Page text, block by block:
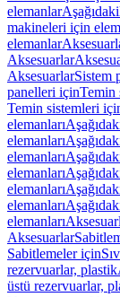
elemanlar
makineleri için
elemanlar
Aksesuarlar
AksesuarlarSistem
panelleri içinTemin
Temin sistemleri
elemanları
elemanları
elemanları
elemanları
elemanları
elemanları
elemanları
Aksesuarlar
Sabitlemeler için
rezervuarlar, plastik
üstü rezervuarlar,